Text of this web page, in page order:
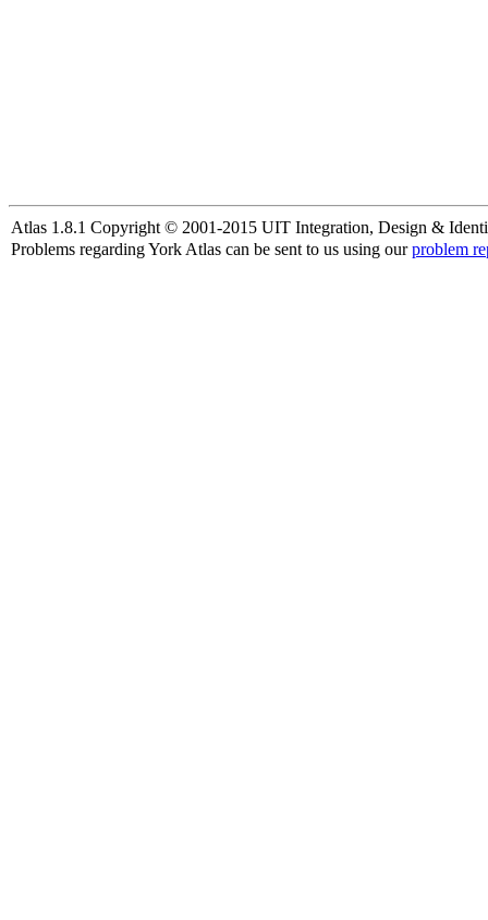
Atlas 1.8.1 Copyright © 2001-2015 UIT Integration, Design &
Problems regarding York Atlas can be sent to us using ourproblem